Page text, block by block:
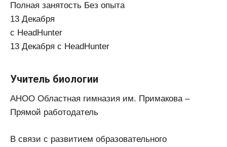
Полная занятость Без опыта
13 Декабря
с HeadHunter
13 Декабря с HeadHunter
Учитель биологии
АНОО Областная гимназия им. Примакова –
Прямой работодатель
В связи с развитием образовательного